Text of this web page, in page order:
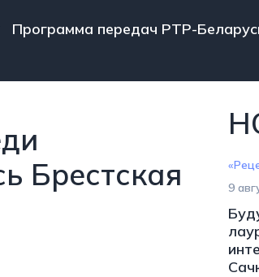
Программа передач РТР-
Брестская
9